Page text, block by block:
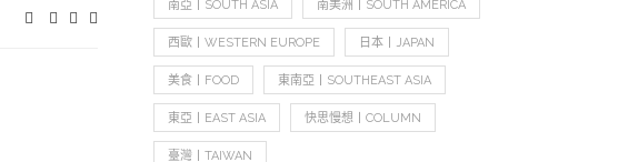
南亞丨SOUTH ASIA 南美洲丨SOUTH AMERICA
西歐丨WESTERN EUROPE 日本丨JAPAN
美食丨FOOD 東南亞丨SOUTHEAST ASIA
東亞丨EAST ASIA 快思慢想丨COLUMN
臺灣丨TAIWAN